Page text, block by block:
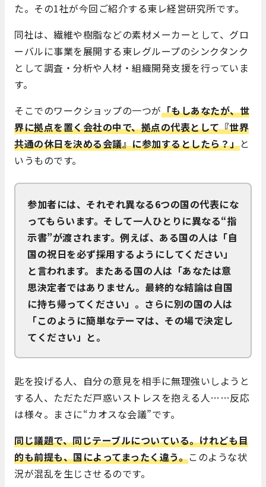
た。その1社が今回ご紹介する東レ経営研究所です。
同社は、繊維や樹脂などの素材メーカーとして、グロ
ーバルに事業を展開する東レグループのシンクタンク
として調査・分析や人材・組織開発支援を行っていま
す。
そこでのワークショップの一つが「もしあなたが、世
界に拠点を置く会社の中で、拠点の代表として『世界
共通の休日を決める会議』に参加するとしたら？」と
いうものです。
参加者には、それぞれ異なる6つの国の代表にな
ってもらいます。そして一人ひとりに異なる“指
示書”が渡されます。例えば、ある国の人は「自
国の祝日を必ず採用するようにしてください」
と言われます。またある国の人は「あなたは意
思決定者ではありません。最終的な結論は自国
に持ち帰ってください」。さらに別の国の人は
「このように簡単なテーマは、その場で決定し
てください」と。
匙を投げる人、自分の意見を相手に無理強いしようと
する人、ただただ戸惑いストレスを抱える人……反応
は様々。まさに“カオスな会議”です。
同じ議題で、同じテーブルについている。けれども目
的も前提も、国によってまったく違う。このような状
況が混乱を生じさせるのです。